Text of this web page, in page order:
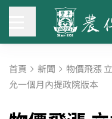
首頁 新聞 物價飛漲
允一個月內提政院版本